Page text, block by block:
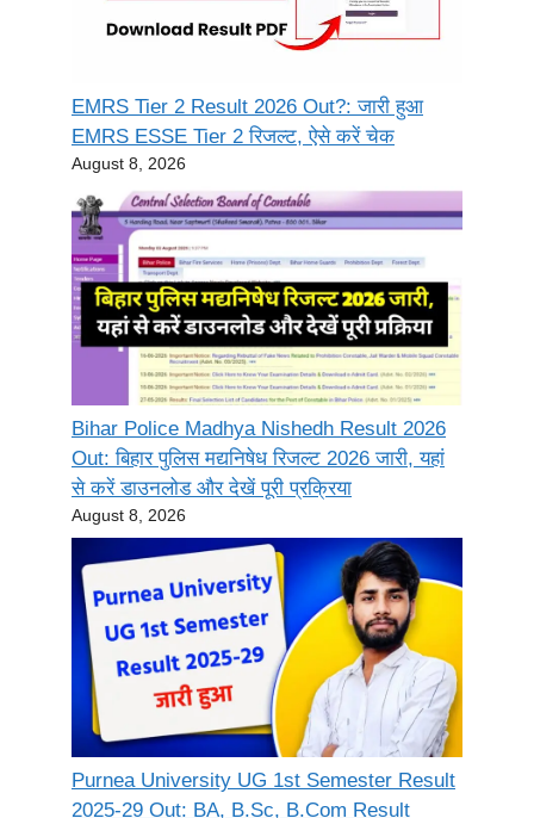
EMRS Tier 2 Result 2026 Out?: जारी हुआ
EMRS ESSE Tier 2 रिजल्ट, ऐसे करें चेक
August 8, 2026
Bihar Police Madhya Nishedh Result 2026
Out: बिहार पुलिस मद्यनिषेध रिजल्ट 2026 जारी, यहां
से करें डाउनलोड और देखें पूरी प्रक्रिया
August 8, 2026
Purnea University UG 1st Semester Result
2025-29 Out: BA, B.Sc, B.Com Result